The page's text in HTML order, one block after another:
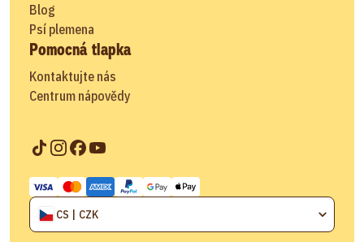
Blog
Psí plemena
Pomocná tlapka
Kontaktujte nás
Centrum nápovědy
CS | CZK